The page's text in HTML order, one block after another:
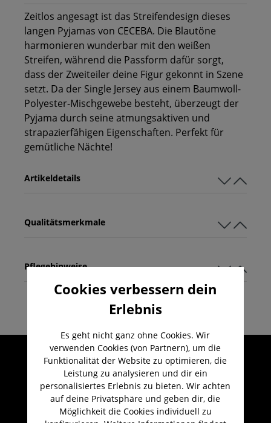
Zeitlos angesagt ist das Streifendesign dieses
langen Pyjamas von CECEBA. Die Blautöne
harmonieren wunderbar mit den weißen
Streifen, während die Passform dafür sorgt,
dass der Zweiteiler deine Figur gekonnt in Szene
setzt. Da der Single Jersey aus einem Baumwoll-
Polyester-Mischgewebe besteht, überzeugt der
Pyjama durch seine atmungsaktiven und
strapazierfähigen Eigenschaften. Perfekt für
gemütliche Nächte!
Qualitätsmerkmale
Artikeldetails
Pflegehinweise
Umfangreicher Kundenservice
Kauf auf Rechnung
Kostenloser Versand ab 29,-€
Lieferzeit 1-3 Werktage
Cookies verbessern dein
Erlebnis
Es geht nicht ganz ohne Cookies. Wir
verwenden Cookies (von Partnern), um die
Funktionalität der Website zu optimieren, die
Leistung zu analysieren und dir ein
personalisiertes Erlebnis zu bieten. Wir achten
auf deine Privatsphäre und geben dir, die
Möglichkeit die Cookies individuell zu